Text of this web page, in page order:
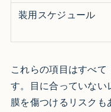
装用スケジュール
これらの項目はすべて
す。目に合っていない
膜を傷つけるリスクも